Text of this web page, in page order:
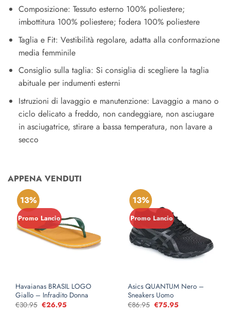
Composizione: Tessuto esterno 100% poliestere;
imbottitura 100% poliestere; fodera 100% poliestere
Taglia e Fit: Vestibilità regolare, adatta alla conformazione
media femminile
Consiglio sulla taglia: Si consiglia di scegliere la taglia
abituale per indumenti esterni
Istruzioni di lavaggio e manutenzione: Lavaggio a mano o
ciclo delicato a freddo, non candeggiare, non asciugare
in asciugatrice, stirare a bassa temperatura, non lavare a
secco
APPENA VENDUTI
13%
Promo Lancio
Havaianas BRASIL LOGO
Giallo – Infradito Donna
€30.95 Il
prezzo
€26.95Il
13%
Promo Lancio
Asics QUANTUM Nero –
Sneakers Uomo
€86.95 Il
prezzo
€75.95Il